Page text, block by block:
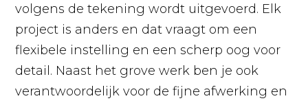
volgens de tekening wordt uitgevoerd. Elk
project is anders en dat vraagt om een
flexibele instelling en een scherp oog voor
detail. Naast het grove werk ben je ook
verantwoordelijk voor de fijne afwerking en